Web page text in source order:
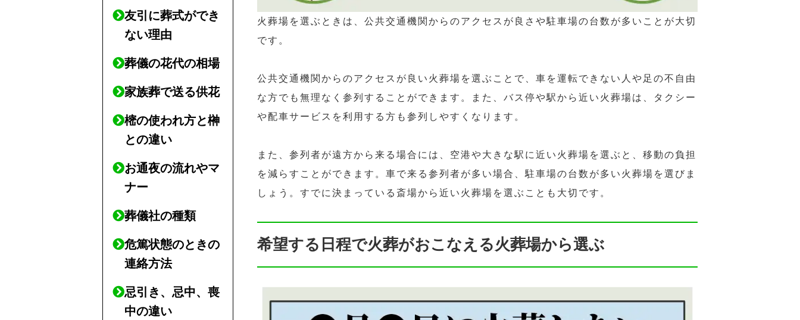
火葬場を選ぶときは、公共交通機関からのアクセスが良さや駐車場の台数が多いことが大切
です。
公共交通機関からのアクセスが良い火葬場を選ぶことで、車を運転できない人や足の不自由
な方でも無理なく参列することができます。また、バス停や駅から近い火葬場は、タクシー
や配車サービスを利用する方も参列しやすくなります。
また、参列者が遠方から来る場合には、空港や大きな駅に近い火葬場を選ぶと、移動の負担
を減らすことができます。車で来る参列者が多い場合、駐車場の台数が多い火葬場を選びま
しょう。すでに決まっている斎場から近い火葬場を選ぶことも大切です。
希望する日程で火葬がおこなえる火葬場から選ぶ
友引に葬式ができ
ない理由
葬儀の花代の相場
家族葬で送る供花
樒の使われ方と榊
との違い
お通夜の流れやマ
ナー
葬儀社の種類
危篤状態のときの
連絡方法
忌引き、忌中、喪
中の違い